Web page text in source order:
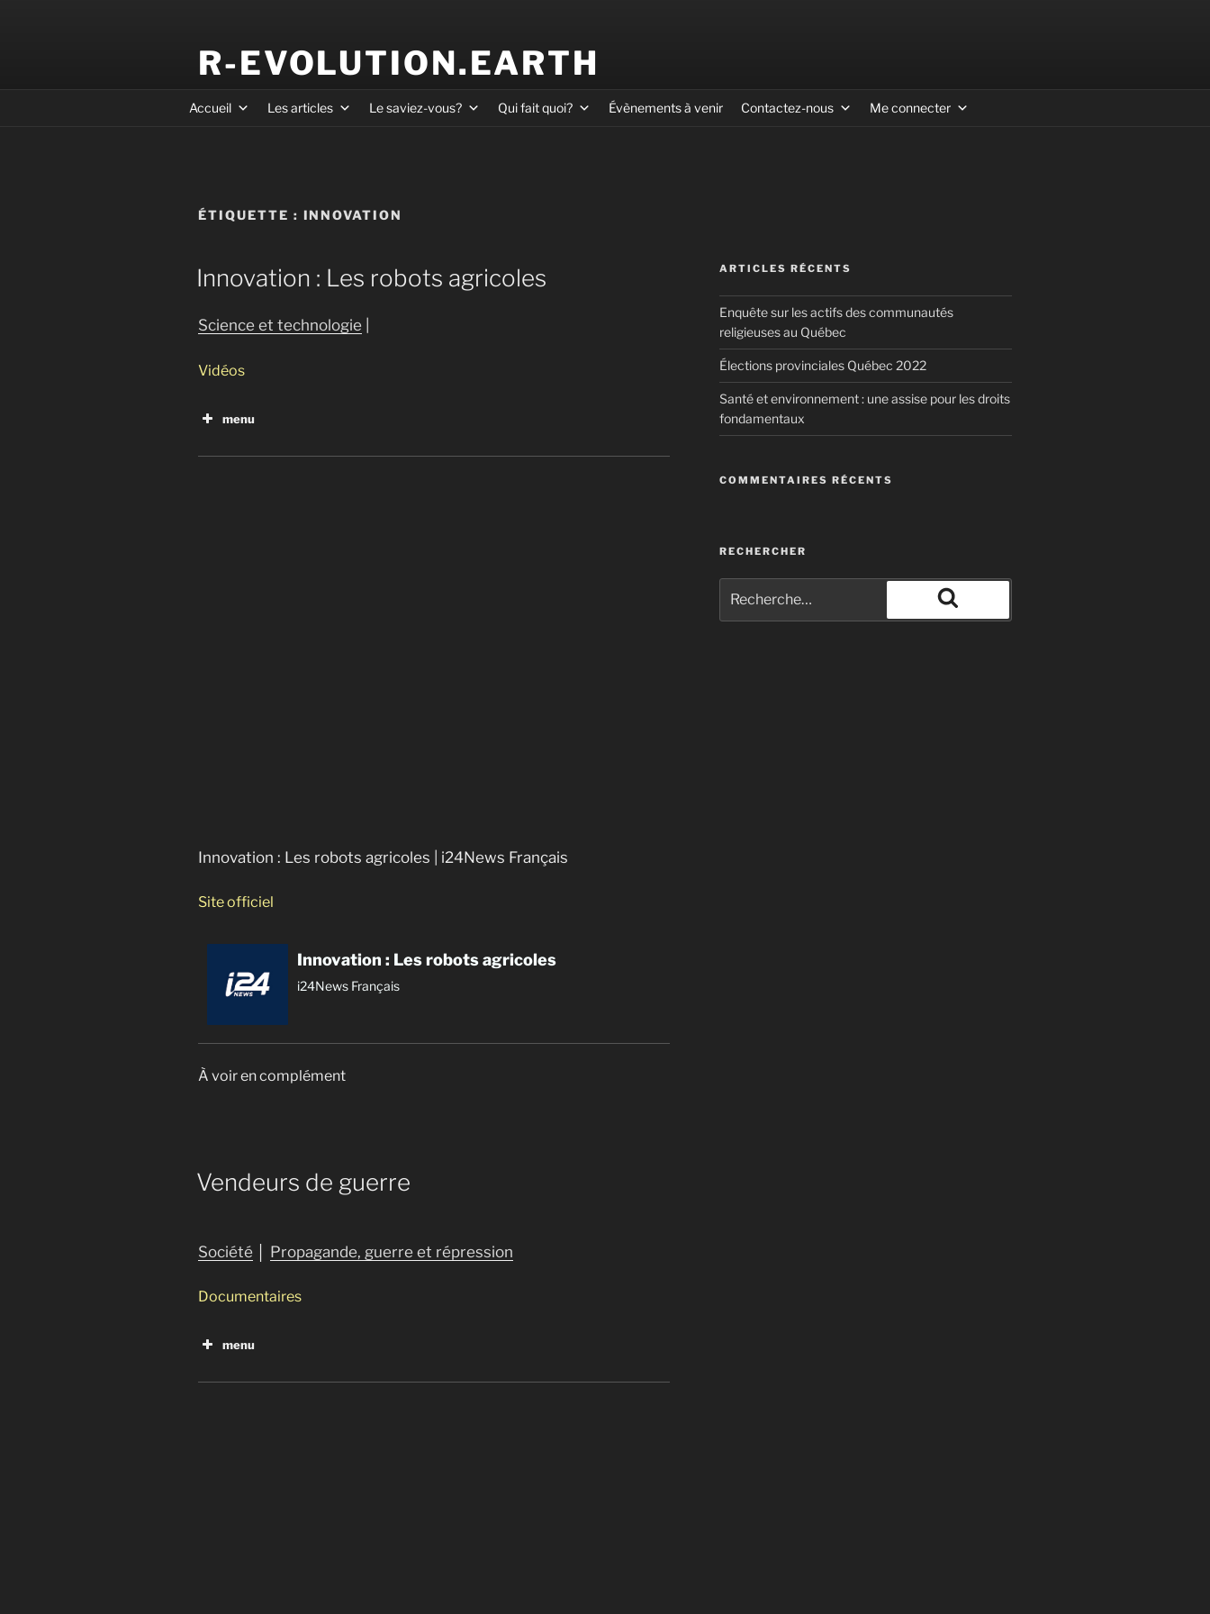
R-EVOLUTION.EARTH
Accueil Les articles Le saviez-vous? Qui fait quoi? Évènements à venir Contactez-nous Me connecter
ÉTIQUETTE : INNOVATION
Innovation : Les robots agricoles
Science et technologie
Vidéos
menu
Innovation : Les robots agricoles | i24News Français
Site officiel
Innovation : Les robots agricoles
i24News Français
À voir en complément
Vendeurs de guerre
Société Propagande, guerre et répression
Documentaires
menu
ARTICLES RÉCENTS
Enquête sur les actifs des communautés
religieuses au Québec
Élections provinciales Québec 2022
Santé et environnement : une assise pour les droits
fondamentaux
COMMENTAIRES RÉCENTS
RECHERCHER